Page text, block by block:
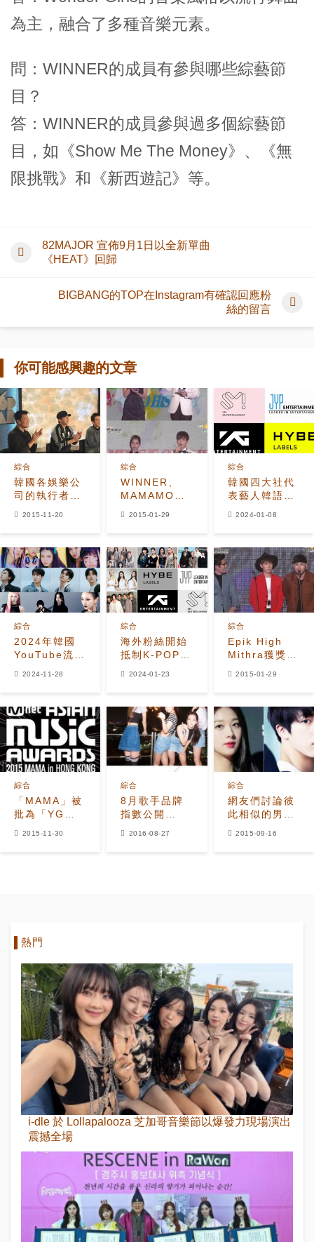
為主，融合了多種音樂元素。
問：WINNER的成員有參與哪些綜藝節
目？
答：WINNER的成員參與過多個綜藝節
目，如《Show Me The Money》、《無
限挑戰》和《新西遊記》等。
82MAJOR 宣佈9月1日以全新單曲
《HEAT》回歸
BIGBANG的TOP在Instagram有確認回應粉
絲的留言
你可能感興趣的文章
韓國各娛樂公
司的執行者介
綜合
2015-11-20
WINNER、
MAMAMOO
Rise、EunB
之情
綜合
2015-01-29
韓國四大社代
表藝人韓語歌
可憐！
綜合
2024-01-08
2024年韓國
YouTube流媒
綜合
2024-11-28
海外粉絲開始
抵制K-POP四
綜合
2024-01-23
Epik High
Mithra獲獎時
綜合
2015-01-29
「MAMA」被
批為「YG家
綜合
2015-11-30
8月歌手品牌
指數公開
綜合
2016-08-27
網友們討論彼
此相似的男性
綜合
2015-09-16
熱門
i-dle 於 Lollapalooza 芝加哥音樂節以爆發力現場演出
震撼全場